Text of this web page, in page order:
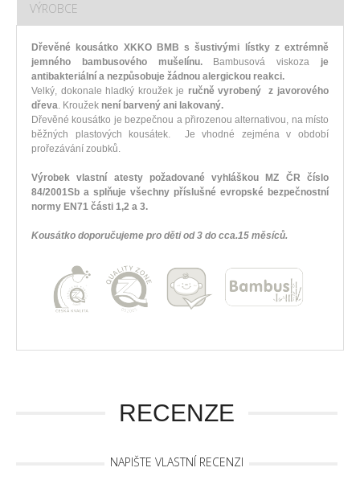
VÝROBCE
Dřevěné kousátko XKKO BMB s šustivými lístky z extrémně
jemného bambusového mušelínu.Bambusová viskoza je
antibakteriální a nezpůsobuje žádnou alergickou reakci.
Velký, dokonale hladký kroužek je ručně vyrobený z javorového
dřeva. Kroužek není barvený ani lakovaný.
Dřevěné kousátko je bezpečnou a přirozenou alternativou, na místo
běžných plastových kousátek. Je vhodné zejména v období
prořezávání zoubků.
Výrobek vlastní atesty požadované vyhláškou MZ ČR číslo
84/2001Sb a splňuje všechny příslušné evropské bezpečnostní
normy EN71 části 1,2 a 3.
Kousátko doporučujeme pro děti od 3 do cca.15 měsíců.
RECENZE
NAPIŠTE VLASTNÍ RECENZI